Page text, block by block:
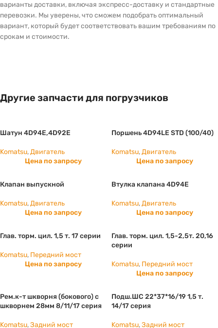
варианты доставки, включая экспресс-доставку и стандартные
перевозки. Мы уверены, что сможем подобрать оптимальный
вариант, который будет соответствовать вашим требованиям по
срокам и стоимости.
Другие запчасти для погрузчиков
Шатун 4D94E,4D92E
Komatsu,Двигатель
Цена по запросу
Поршень 4D94LE STD (100/40)
Komatsu,Двигатель
Цена по запросу
Клапан выпускной
Komatsu,Двигатель
Цена по запросу
Втулка клапана 4D94E
Komatsu,Двигатель
Цена по запросу
Глав. торм. цил. 1,5 т. 17 серии
Komatsu, Передний мост
Цена по запросу
Глав. торм. цил. 1,5-2,5т. 20,16
серии
Komatsu, Передний мост
Цена по запросу
Рем.к-т шкворня (бокового) с
шкворнем 28мм 8/11/17 серия
Komatsu,Задний мост
Подш.ШС 22*37*16/19 1,5 т.
14/17 серия
Komatsu,Задний мост